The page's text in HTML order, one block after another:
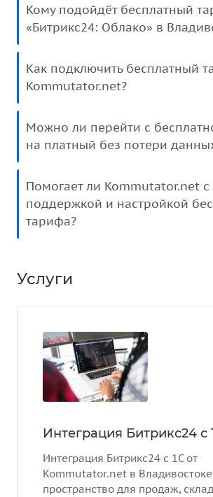
Кому подойдёт бесплатный
«Битрикс24: Облако» в
Как подключить бесплатный
Kommutator.net?
Можно ли перейти с
на платный без потери
Помогает ли Kommutator.net с
поддержкой и настройкой
тарифа?
Услуги
Интеграция Битрикс24 с
Интеграция Битрикс24 с 1С от
Kommutator.net в
пространство для продаж,